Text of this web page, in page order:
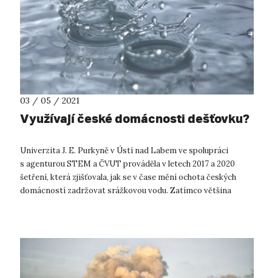
03 / 05 / 2021
Využívají české domácnosti dešťovku?
Univerzita J. E. Purkyně v Ústí nad Labem ve spolupráci
s agenturou STEM a ČVUT prováděla v letech 2017 a 2020
šetření, která zjišťovala, jak se v čase mění ochota českých
domácností zadržovat srážkovou vodu. Zatímco většina